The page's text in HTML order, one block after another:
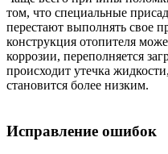
том, что специальные
перестают выполнять свое
конструкция отопителя
коррозии, переполняется
происходит утечка
становится более низким.
Исправление ошибок